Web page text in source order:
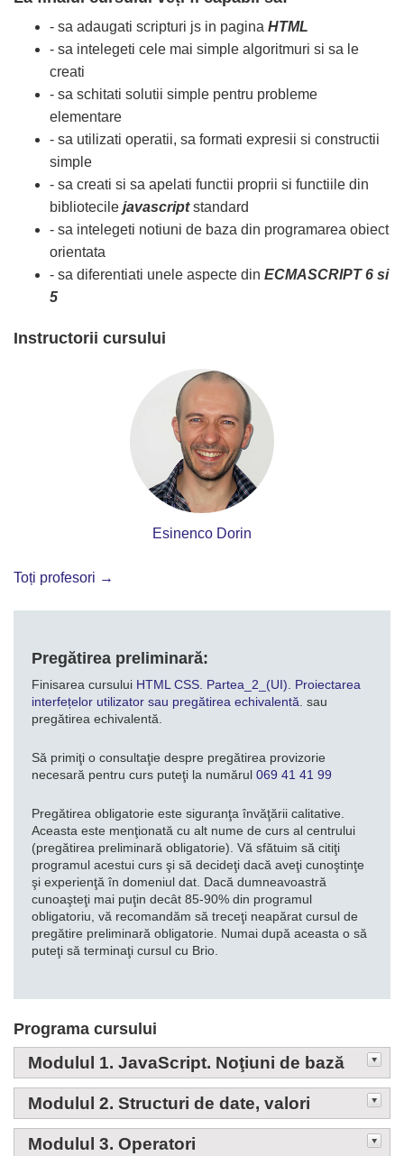
- sa adaugati scripturi js in pagina HTML
- sa intelegeti cele mai simple algoritmuri si sa le
creati
- sa schitati solutii simple pentru probleme
elementare
- sa utilizati operatii, sa formati expresii si constructii
simple
- sa creati si sa apelati functii proprii si functiile din
bibliotecile javascriptstandard
- sa intelegeti notiuni de baza din programarea obiect
orientata
- sa diferentiati unele aspecte din ECMASCRIPT 6 si
5
Instructorii cursului
Esinenco Dorin
Toți profesori →
Pregătirea preliminară:
Finisarea cursului HTML CSS. Partea_2_(UI). Proiectarea
interfețelor utilizator sau pregătirea echivalentă . sau
pregătirea echivalentă.
Să primiţi o consultaţie despre pregătirea provizorie
necesară pentru curs puteţi la numărul 069 41 41 99
Pregătirea obligatorie este siguranţa învăţării calitative.
Aceasta este menţionată cu alt nume de curs al centrului
(pregătirea preliminară obligatorie). Vă sfătuim să citiţi
programul acestui curs şi să decideţi dacă aveţi cunoştinţe
şi experienţă în domeniul dat. Dacă dumneavoastră
cunoaşteţi mai puţin decât 85-90% din programul
obligatoriu, vă recomandăm să treceţi neapărat cursul de
pregătire preliminară obligatorie. Numai după aceasta o să
puteţi să terminaţi cursul cu Brio.
Programa cursului
Modulul 1. JavaScript. Noţiuni de bază
Modulul 2. Structuri de date, valori
Modulul 3. Operatori